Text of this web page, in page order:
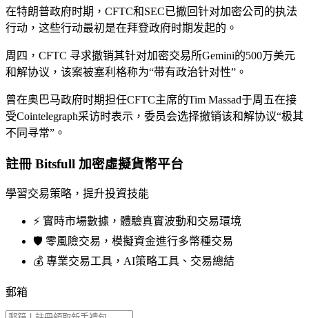
在特朗普政府时期，CFTC和SEC已撤回针对加密公司的执法
行动，这些行动最初是在拜登政府时期发起的。
周四，CFTC 寻求撤销其针对加密交易所Gemini的500万美元
和解协议，该案被塞利格称为“带有政治针对性”。
曾在奥巴马政府时期担任CFTC主席的Tim Massad于周五在接
受Cointelegraph采访时表示，委员会选择撤销该和解协议“极其
不同寻常”。
註冊 Bitsfull 加密虛擬貨幣平台
學習交易策略，提升投資技能
⚡️ 實時市場數據，體驗真實波動和交易環境
🛡️ 零風險交易，模擬資金進行多幣種交易
💰 專業交易工具，AI策略工具、交易總結
郵箱